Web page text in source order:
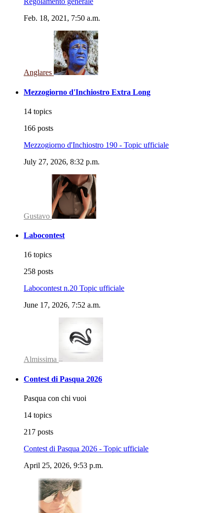
Feb. 18, 2021, 7:50 a.m.
Anglares
Mezzogiorno d'Inchiostro Extra Long
14 topics
166 posts
Mezzogiorno d'Inchiostro 190 - Topic ufficiale
July 27, 2026, 8:32 p.m.
Gustavo
Labocontest
16 topics
258 posts
Labocontest n.20 Topic ufficiale
June 17, 2026, 7:52 a.m.
Almissima
Contest di Pasqua 2026
Pasqua con chi vuoi
14 topics
217 posts
Contest di Pasqua 2026 - Topic ufficiale
April 25, 2026, 9:53 p.m.